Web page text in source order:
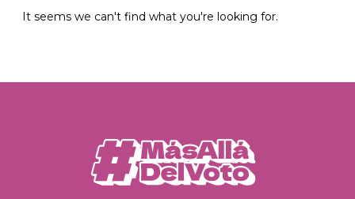
It seems we can't find what you're looking for.